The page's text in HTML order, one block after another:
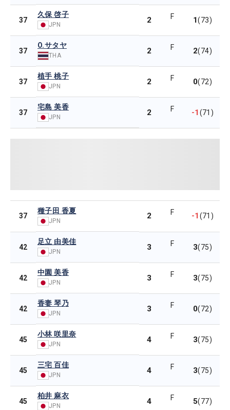
37
久保 啓子
JPN 2 F 1(73)
37
O.サタヤ
THA 2 F 2(74)
37
植手 桃子
JPN 2 F 0(72)
37
宅島 美香
JPN 2 F -1(71)
37
種子田 香夏
JPN
2 F -1(71)
42
足立 由美佳
JPN 3 F 3(75)
42
中園 美香
JPN 3 F 3(75)
42
香妻 琴乃
JPN 3 F 0(72)
45
小林 咲里奈
JPN 4 F 3(75)
45
三宅 百佳
JPN 4 F 3(75)
45
柏井 麻衣
JPN 4 F 5(77)